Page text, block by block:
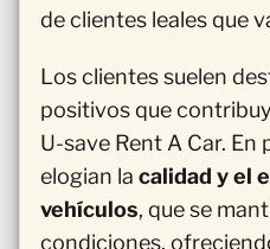
de clientes leales que
Los clientes suelen
positivos que
U-save Rent A Car. En
elogian la calidad y el
vehículos, que se
condiciones,